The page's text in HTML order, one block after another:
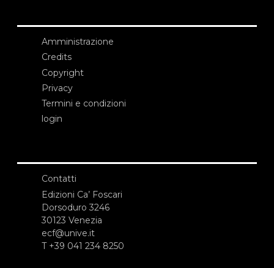
Amministrazione
Credits
Copyright
Privacy
Termini e condizioni
login
Contatti
Edizioni Ca’ Foscari
Dorsoduro 3246
30123 Venezia
ecf@unive.it
T +39 041 234 8250